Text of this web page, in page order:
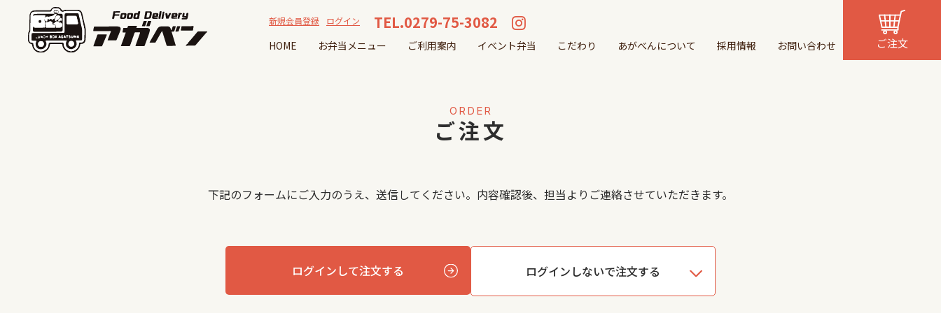
新規会員登録 ログイン TEL.0279-75-3082
HOME お弁当メニュー ご利用案内 イベント弁当 こだわり あがべんについて 採用情報 お問い合わせ ご注文
ORDER
ご注文
下記のフォームにご入力のうえ、送信してください。内容確認後、担当よりご連絡させていただきます。
ログインして注文する ログインしないで注文する